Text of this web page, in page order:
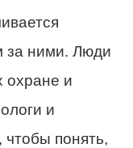
за ними. Люди
охране и
и
понять,